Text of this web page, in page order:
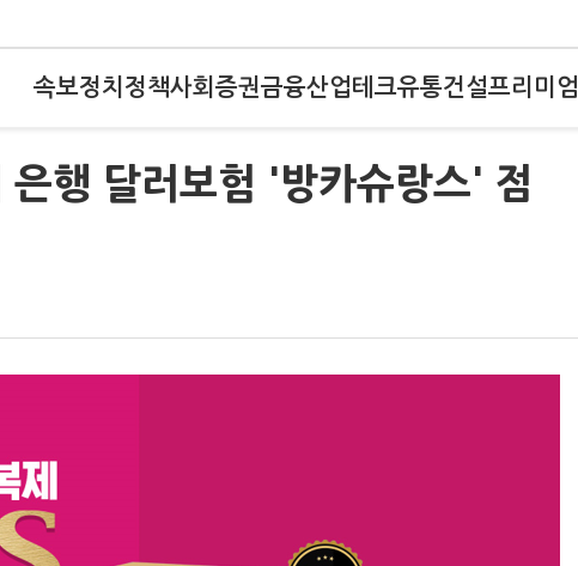
속보정치 정책사회 증권금융산업테크유통건설프리미엄
행 달러보험 '방카슈랑스' 점